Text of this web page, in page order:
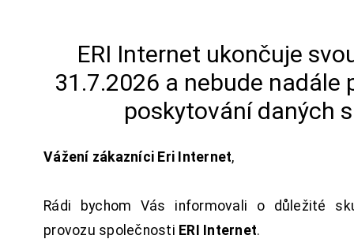
ERI Internet ukončuje
31.7.2026 a nebude nadále
poskytování daných
Vážení zákazníci Eri Internet,
Rádi bychom Vás informovali o důležité
provozu společnosti ERI Internet.